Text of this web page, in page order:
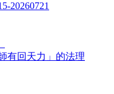
20260721
有回天力」的法理